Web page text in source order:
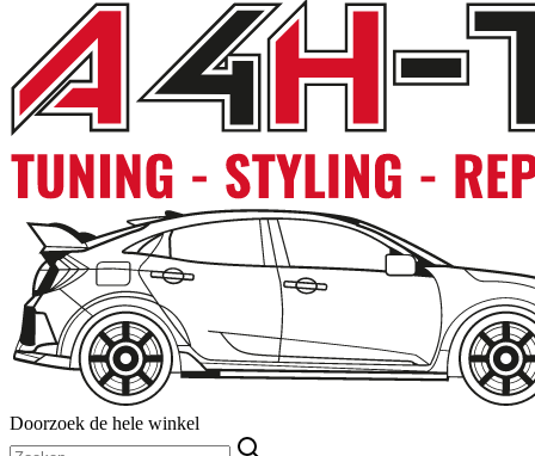
Doorzoek de hele winkel